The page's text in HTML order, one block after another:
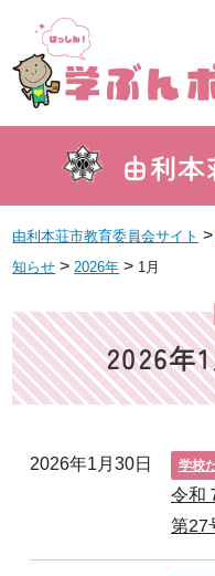
由利
由利本荘市教育委員会サイト >
知らせ > 2026年 > 1月
2026年
2026年1月30日 学校
令和
第27